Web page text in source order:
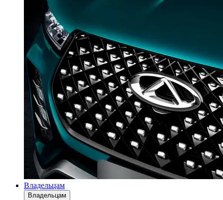
Владельцам
Владельцам